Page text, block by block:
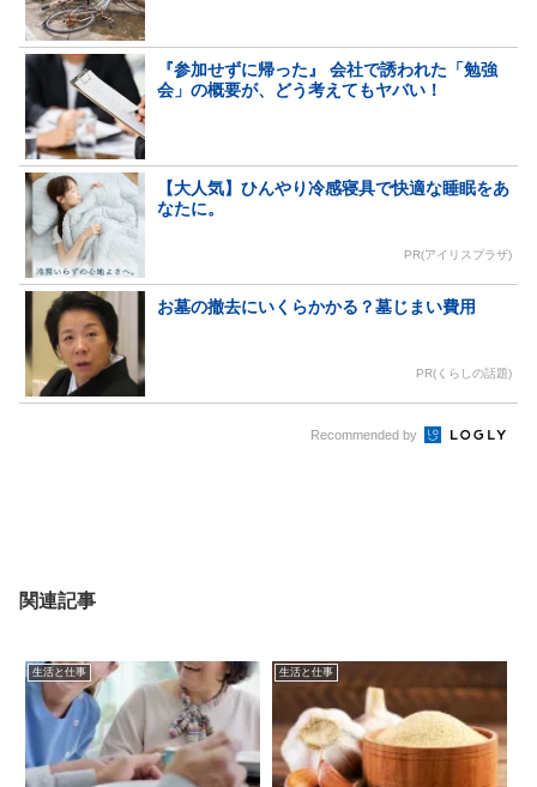
『参加せずに帰った』 会社で誘われた「勉強
会」の概要が、どう考えてもヤバい！
【大人気】ひんやり冷感寝具で快適な睡眠をあ
なたに。
PR(アイリスプラザ)
お墓の撤去にいくらかかる？墓じまい費用
PR(くらしの話題)
Recommended by
関連記事
生活と仕事 生活と仕事